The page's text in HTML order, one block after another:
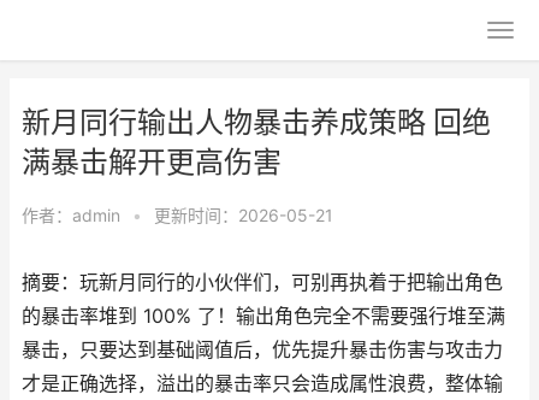
新月同行输出人物暴击养成策略 回绝
满暴击解开更高伤害
作者： admin • 更新时间：2026-05-21
摘要：玩新月同行的小伙伴们，可别再执着于把输出角色
的暴击率堆到 100% 了！输出角色完全不需要强行堆至满
暴击，只要达到基础阈值后，优先提升暴击伤害与攻击力
才是正确选择，溢出的暴击率只会造成属性浪费，整体输